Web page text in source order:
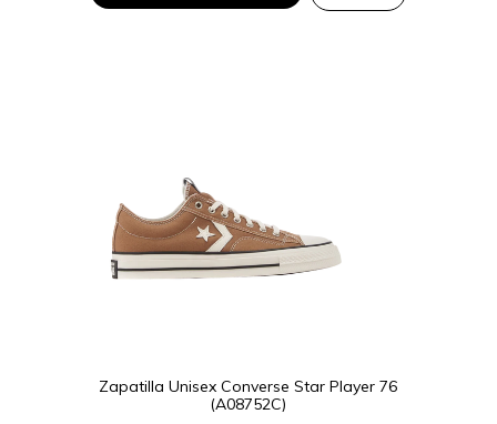
Zapatilla Unisex Converse Star Player 76
(A08752C)